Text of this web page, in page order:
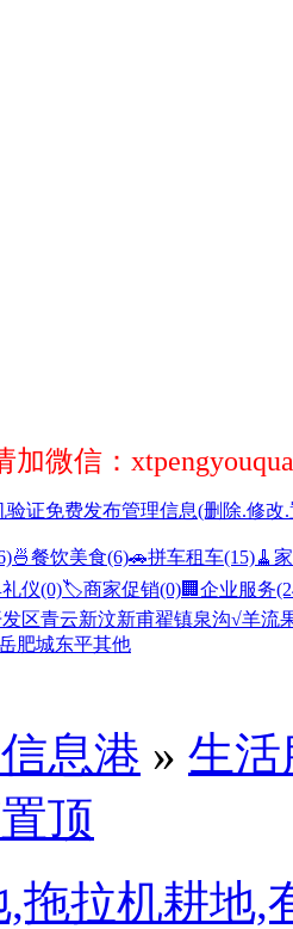
微信：
验证免费发布管理信息(删除.修改
🍜餐饮美食(6)🚗拼车租车(15)🧹
仪(0)🏷️商家促销(0)🏢企业服务
区青云新汶新甫翟镇泉沟√羊流
肥城东平其他
息港 » 生活
顶
,拖拉机耕地,